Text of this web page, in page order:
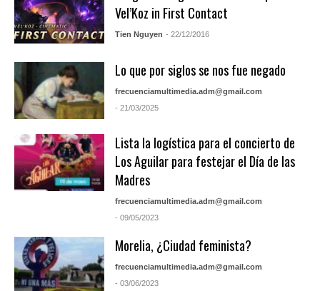
Vel’Koz in First Contact
Tien Nguyen - 22/12/2016
Lo que por siglos se nos fue negado
frecuenciamultimedia.adm@gmail.com
- 21/03/2025
Lista la logística para el concierto de
Los Aguilar para festejar el Día de las
Madres
frecuenciamultimedia.adm@gmail.com
- 09/05/2023
Morelia, ¿Ciudad feminista?
frecuenciamultimedia.adm@gmail.com
- 03/06/2023